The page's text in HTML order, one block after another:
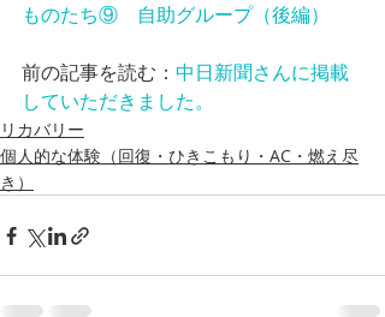
ものたち⑨　自助グループ（後編）
前の記事を読む： 中日新聞さんに掲載
していただきました。
リカバリー
個人的な体験（回復・ひきこもり・AC・燃え尽
き）